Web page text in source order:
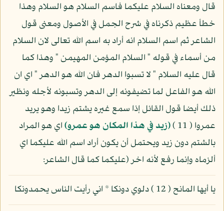
قال ومعناه السلام عليكما فاسم السلام هو السلام وهذا
خطأ عظيم ذكرناه في شرح الجمل في الأصول ومعنى قول
الشاعر ثم اسم السلام انه أراد به اسم الله تعالى لان السلام
من أسماء في قوله " السلام المؤمن المهيمن " وهذا كما
قال عليه السلام " لا تسبوا الدهر فان الله هو الدهر " اي ان
الله هو الفاعل لما تضيفونه إلى الدهر وتسبونه لأجله ونظير
ذلك أيضا قول القائل إذا سمع غيره يشتم زيدا وهو يريد
عمروا ( 11 )
(زيد في هذا المكان هو عمرو)اي هو المراد
بالشتم دون زيد ويحتمل أن يكون أراد اسم الله عليكما اي
ألزماه وإنما رفع لأنه اخر (عليكما كما قال الشاعر:
يا أيها المانح ( 12 ) دلوي دونكا * اني رأيت الناس يحمدونكا